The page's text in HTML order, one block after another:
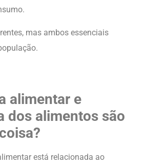
mas ambos essenciais
alimentar e
dos alimentos são
está relacionada ao